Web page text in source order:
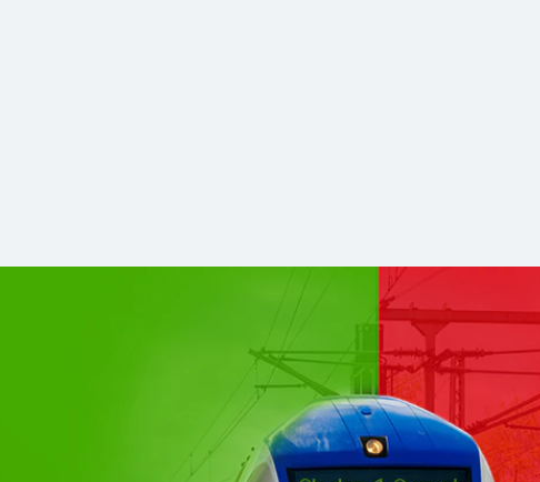
Mitte kommen zu DB Regio
ist ein stabilerer und zukunftsfähiger Nahverkehr. Für Sie